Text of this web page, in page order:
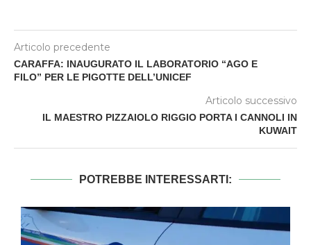
Articolo precedente
CARAFFA: INAUGURATO IL LABORATORIO “AGO E
FILO” PER LE PIGOTTE DELL’UNICEF
Articolo successivo
IL MAESTRO PIZZAIOLO RIGGIO PORTA I CANNOLI IN
KUWAIT
POTREBBE INTERESSARTI: